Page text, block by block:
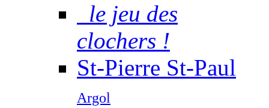
le jeu des
clochers !
St-Pierre St-Paul
Argol